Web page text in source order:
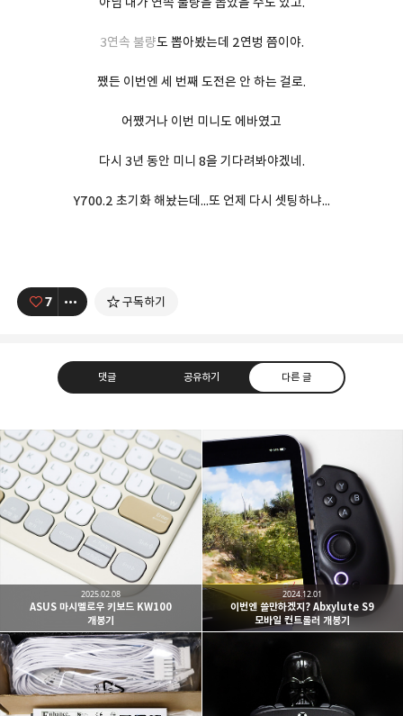
3연속 불량도 뽑아봤는데 2연벙 쯤이야.
쨌든 이번엔 세 번째 도전은 안 하는 걸로.
어쨌거나 이번 미니도 에바였고
다시 3년 동안 미니 8을 기다려봐야겠네.
Y700.2 초기화 해놨는데...또 언제 다시 셋팅하냐...
7 구독하기
댓글 공유하기 다른 글
Lowmantic Life!
sho_Ony'z [ 발 Log ]
구독하기
구독하기 카카오톡 라인 트위터
카카오스토리 밴드
ASUS 마시멜로우 키보드 KW100
개봉기
2025.02.08
이번엔 쓸만하겠지? Abxylute S9
모바일 컨트롤러 개봉기
2024.12.01